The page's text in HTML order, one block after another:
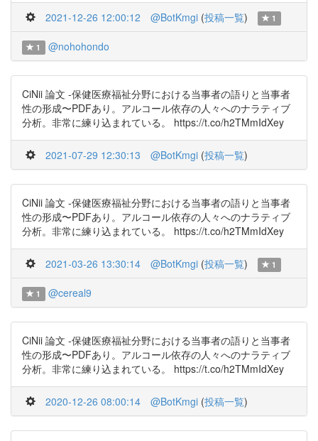
2021-12-26 12:00:12 @BotKmgi (投稿一覧) 1
1 @nohohondo
CiNii 論文 -保健医療福祉分野における当事者の語りと当事者
性の形成〜PDFあり。アルコール依存の人々へのナラティブ
分析。非常に練り込まれている。 https://t.co/h2TMmIdXey
2021-07-29 12:30:13 @BotKmgi (投稿一覧)
CiNii 論文 -保健医療福祉分野における当事者の語りと当事者
性の形成〜PDFあり。アルコール依存の人々へのナラティブ
分析。非常に練り込まれている。 https://t.co/h2TMmIdXey
2021-03-26 13:30:14 @BotKmgi (投稿一覧) 1
1 @cereal9
CiNii 論文 -保健医療福祉分野における当事者の語りと当事者
性の形成〜PDFあり。アルコール依存の人々へのナラティブ
分析。非常に練り込まれている。 https://t.co/h2TMmIdXey
2020-12-26 08:00:14 @BotKmgi (投稿一覧)